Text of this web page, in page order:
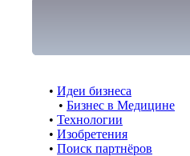
• Идеи бизнеса
• Бизнес в Медицине
• Технологии
• Изобретения
• Поиск партнёров